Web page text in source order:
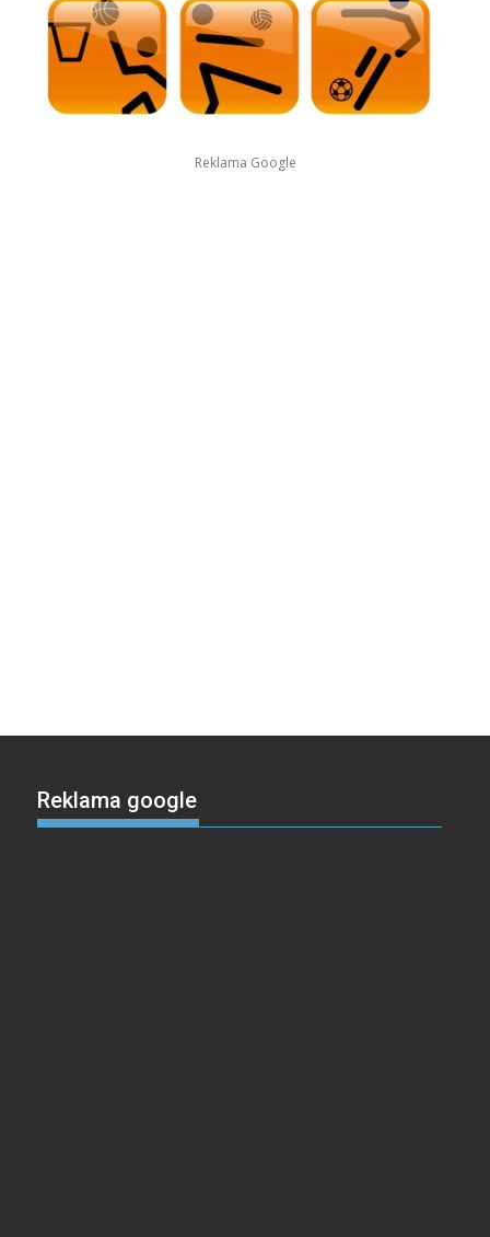
Reklama Google
Reklama google